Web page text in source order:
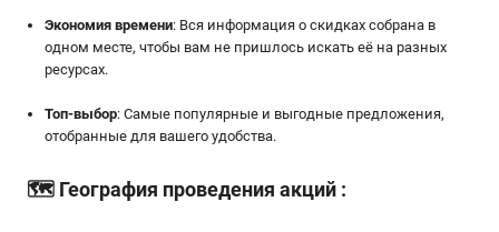
Экономия времени: Вся информация о скидках собрана в
одном месте, чтобы вам не пришлось искать её на разных
ресурсах.
Топ-выбор: Самые популярные и выгодные предложения,
отобранные для вашего удобства.
🗺️ География проведения акций :